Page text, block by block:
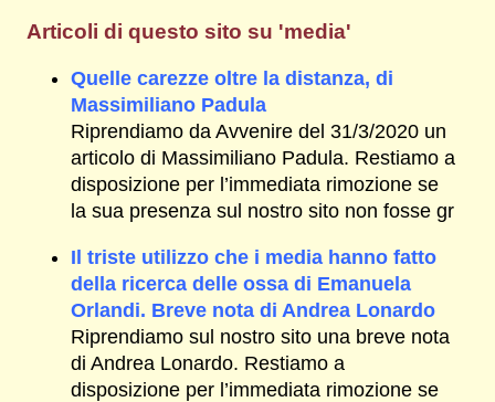
Articoli di questo sito su 'media'
Quelle carezze oltre la distanza, di
Massimiliano Padula
Riprendiamo da Avvenire del 31/3/2020 un
articolo di Massimiliano Padula. Restiamo a
disposizione per l’immediata rimozione se
la sua presenza sul nostro sito non fosse gr
Il triste utilizzo che i media hanno fatto
della ricerca delle ossa di Emanuela
Orlandi. Breve nota di Andrea Lonardo
Riprendiamo sul nostro sito una breve nota
di Andrea Lonardo. Restiamo a
disposizione per l’immediata rimozione se